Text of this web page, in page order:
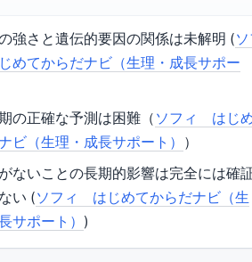
強さと遺伝的要因の関係は未解明 (
めてからだナビ（生理・成長サポー
の正確な予測は困難（ ソフィ はじ
ビ（生理・成長サポート） ）
ないことの長期的影響は完全には確
い (ソフィ はじめてからだナビ（生
サポート） )